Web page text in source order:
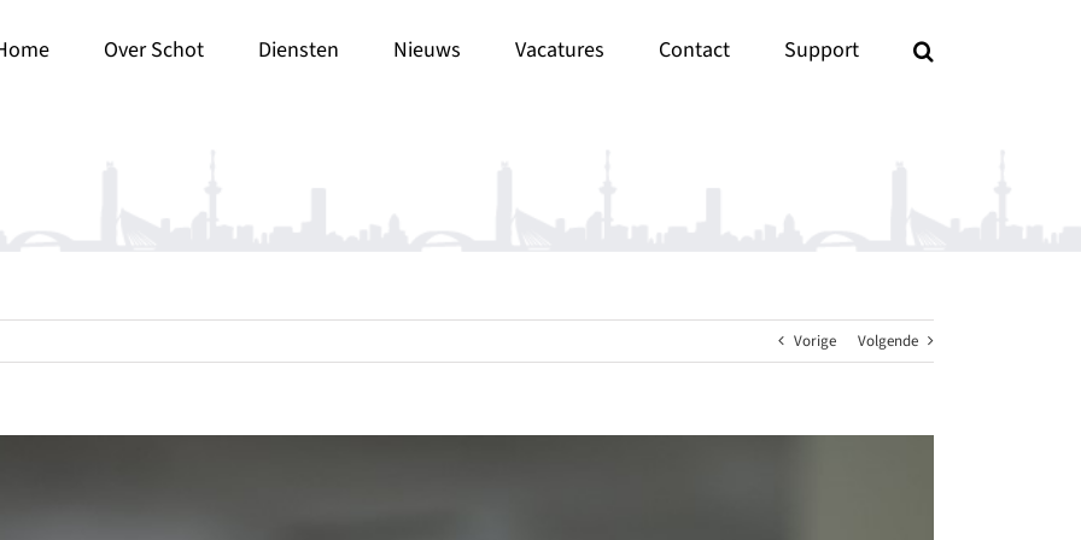
Over Schot Diensten Nieuws Vacatures Contact Support
Vorige Volgende